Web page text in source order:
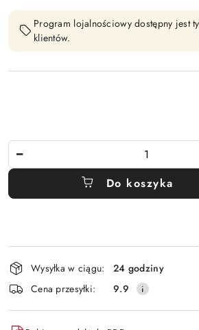
Program lojalnościowy dostępny jest
klientów.
Do koszyka
Wyślij
Dostępność
i
dostawa
Wysyłka w ciągu:
24 godziny
Cena przesyłki:
9.9